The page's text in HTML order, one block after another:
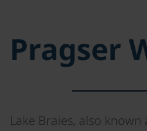
Pragser
Lake Braies, also known